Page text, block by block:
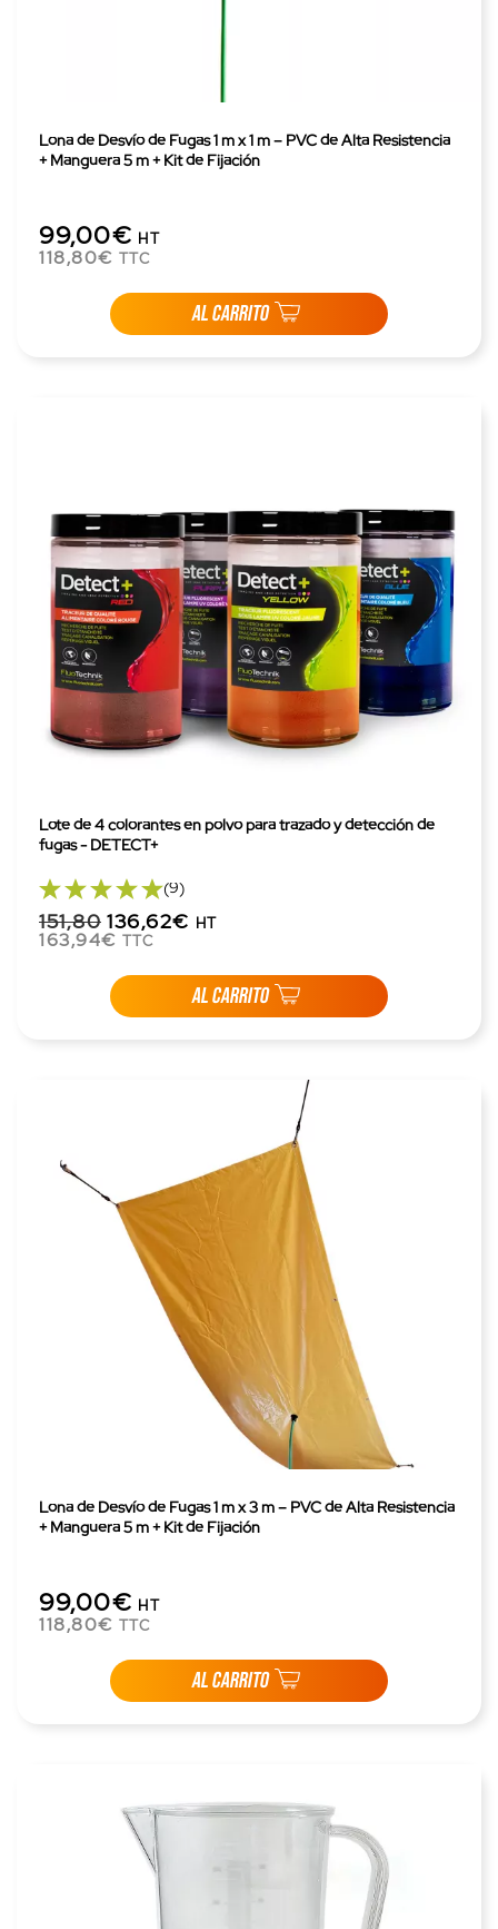
Lona de Desvío de Fugas 1 m x 1 m – PVC de Alta Resistencia
+ Manguera 5 m + Kit de Fijación
99,00€ HT
118,80€ TTC
AL CARRITO
Lote de 4 colorantes en polvo para trazado y detección de
fugas - DETECT+
(9)
151,80 136,62€ HT
163,94€ TTC
AL CARRITO
Lona de Desvío de Fugas 1 m x 3 m – PVC de Alta Resistencia
+ Manguera 5 m + Kit de Fijación
99,00€ HT
118,80€ TTC
AL CARRITO